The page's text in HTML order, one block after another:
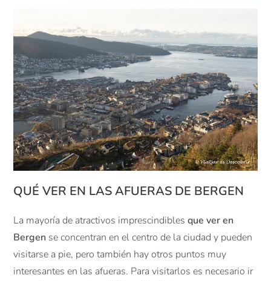
QUÉ VER EN LAS AFUERAS DE BERGEN
La mayoría de atractivos imprescindiblesque ver en
Bergen se concentran en el centro de la ciudad y pueden
visitarse a pie, pero también hay otros puntos muy
interesantes en las afueras. Para visitarlos es necesario ir